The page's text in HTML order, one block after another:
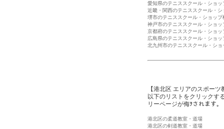
愛知県のテニススクール・ショッ
近畿・関西のテニススクール・シ
堺市のテニススクール・ショップ
神戸市のテニススクール・ショッ
京都府のテニススクール・ショッ
広島県のテニススクール・ショッ
北九州市のテニススクール・ショ
【港北区 エリアのスポー
以下のリストをクリックす
リーページが侮ｦされます。
港北区の柔道教室・道場
港北区の剣道教室・道場